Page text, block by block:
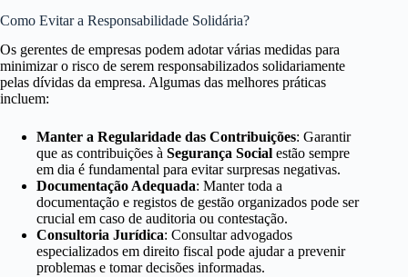
Como Evitar a Responsabilidade Solidária?
Os gerentes de empresas podem adotar várias medidas para
minimizar o risco de serem responsabilizados solidariamente
pelas dívidas da empresa. Algumas das melhores práticas
incluem:
Manter a Regularidade das Contribuições: Garantir
que as contribuições à Segurança Social estão sempre
em dia é fundamental para evitar surpresas negativas.
Documentação Adequada: Manter toda a
documentação e registos de gestão organizados pode ser
crucial em caso de auditoria ou contestação.
Consultoria Jurídica: Consultar advogados
especializados em direito fiscal pode ajudar a prevenir
problemas e tomar decisões informadas.